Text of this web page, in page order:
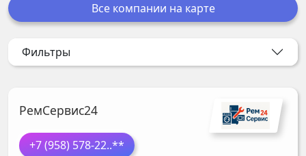
Все компании на карте
Фильтры
РемСервис24
+7 (958) 578-22..**